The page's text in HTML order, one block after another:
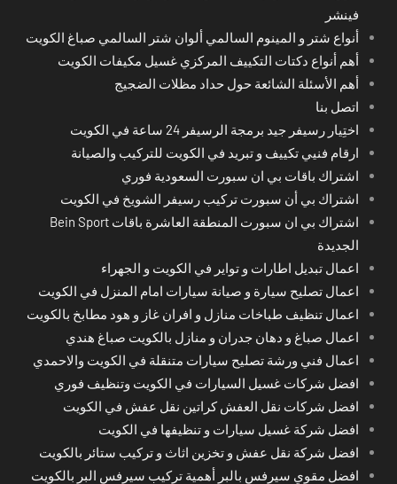
فينشر
أنواع شتر و المينوم السالمي ألوان شتر السالمي صباغ الكويت
أهم أنواع دكتات التكييف المركزي غسيل مكيفات الكويت
أهم الأسئلة الشائعة حول حداد مظلات الضجيج
اتصل بنا
اختِيار رسيفر جيد برمجة الرسيفر 24 ساعة في الكويت
ارقام فنيي تكييف و تبريد في الكويت للتركيب والصيانة
اشتراك باقات بي ان سبورت السعودية فوري
اشتراك بي أن سبورت تركيب رسيفر الشويخ في الكويت
اشتراك بي ان سبورت المنطقة العاشرة باقات Bein Sport
الجديدة
اعمال تبديل اطارات و تواير في الكويت و الجهراء
اعمال تصليح سيارة و صيانة سيارات امام المنزل في الكويت
اعمال تنظيف طباخات منازل و افران غاز و هود مطابخ بالكويت
اعمال صباغ و دهان جدران و منازل بالكويت صباغ هندي
اعمال فني ورشة تصليح سيارات متنقلة في الكويت والاحمدي
افضل شركات غسيل السيارات في الكويت وتنظيف فوري
افضل شركات نقل العفش كراتين نقل عفش في الكويت
افضل شركة غسيل سيارات و تنظيفها في الكويت
افضل شركة نقل عفش و تخزين اثاث و تركيب ستائر بالكويت
افضل مقوي سيرفس بالبر أهمية تركيب سيرفس البر بالكويت